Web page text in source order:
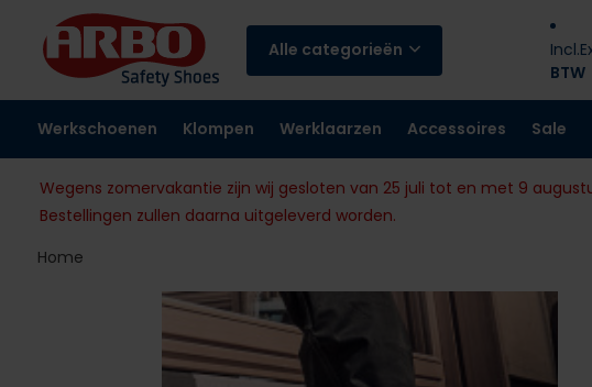
Alle categorieën Incl.
BTW
Werkschoenen Klompen Werklaarzen Accessoires Sale
Wegens zomervakantie zijn wij gesloten van 25 juli tot en met 9
Bestellingen zullen daarna uitgeleverd worden.
Home